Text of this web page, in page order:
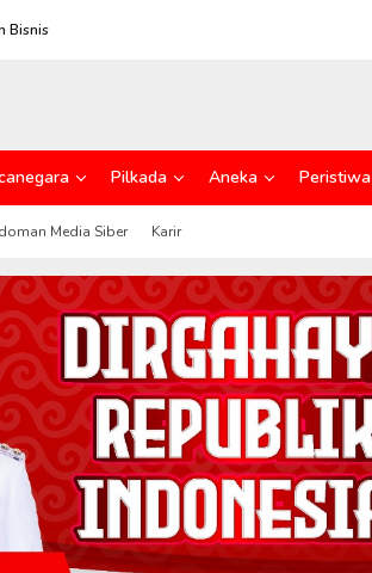
Bisnis
Pilkada Aneka Peristiwa
Media Siber Karir